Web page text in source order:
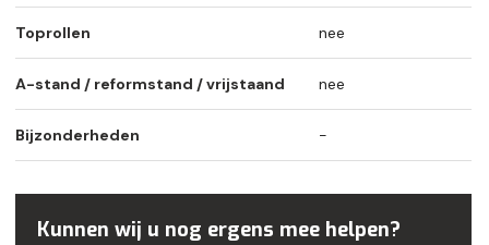
Toprollen nee
A-stand / reformstand / vrijstaand nee
Bijzonderheden -
Kunnen wij u nog ergens mee helpen?